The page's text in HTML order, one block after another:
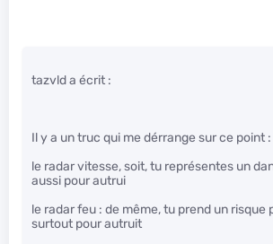
tazvld a écrit :
Il y a un truc qui me dérrange sur ce point :
le radar vitesse, soit, tu représentes un
aussi pour autrui
le radar feu : de même, tu prend un risque
surtout pour autruit